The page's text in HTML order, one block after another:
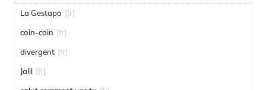
La Gestapo [fr]
coin-coin [fr]
divergent [fr]
Jalil [fr]